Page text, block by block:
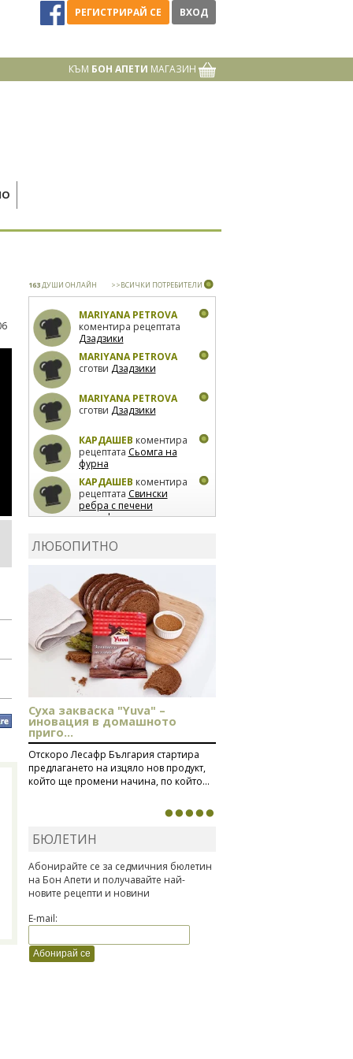
РЕГИСТРИРАЙ СЕ ВХОД
КЪМ БОН АПЕТИ МАГАЗИН
163ДУШИ ОНЛАЙН >>ВСИЧКИ ПОТРЕБИТЕЛИ
MARIYANA PETROVA
коментира рецептата
Дзадзики
MARIYANA PETROVA
сготви Дзадзики
MARIYANA PETROVA
сготви Дзадзики
КАРДАШЕВ коментира
рецептата Сьомга на
фурна
КАРДАШЕВ коментира
рецептата Свински
ребра с печени
картофи
лимон
коментира рецептата
Киноа със зеленчуци
ЛЮБОПИТНО
Суха закваска "Yuva" –
иновация в домашното
приго...
Отскоро Лесафр България стартира
предлагането на изцяло нов продукт,
който ще промени начина, по който...
БЮЛЕТИН
Абонирайте се за седмичния бюлетин
на Бон Апети и получавайте най-
новите рецепти и новини
E-mail: